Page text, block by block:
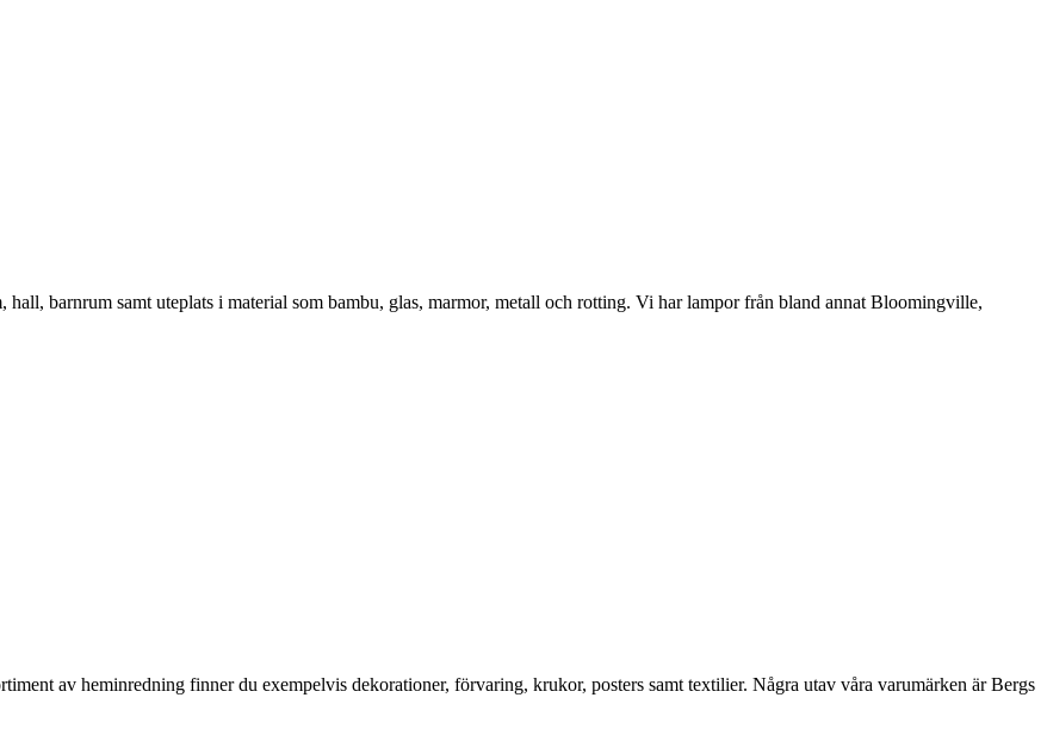
barnrum samt uteplats i material som bambu, glas, marmor, metall och rotting. Vi har lampor från bland annat Bloomingville,
av heminredning finner du exempelvis dekorationer, förvaring, krukor, posters samt textilier. Några utav våra varumärken är Bergs